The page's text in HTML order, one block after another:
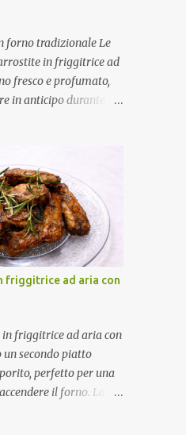
forno tradizionale Le
in friggitrice ad
fresco e profumato,
in anticipo durante la
olio extravergine di
fresca, aglio e
in frigorifero
di assorbire tutti gli
più gustose.
contorno oppure
giornate più calde.
saporite e ben
perfetto: Taglia le
e dello stesso
la friggitrice ad aria.
senza sovrapporle.
ancora tiepide.
friggitrice ad aria con
in friggitrice ad aria con
un secondo piatto
perfetto per una
il forno. La